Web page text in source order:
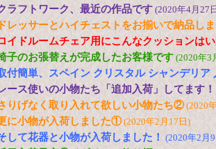
ラフトワーク、最近の作品です (2020年4月27
ドレッサーとハイチェストをお揃いで納品し
イドルームチェア用にこんなクッションは
子のお張替えが完成したお客様です (2020年3
付簡単、スペイン クリスタル シャンデリア
ース使いの小物たち「追加入荷」してます！
りげなく取り入れて欲しい小物たち②(2020
に小物が入荷しました①(2020年2月17日)
して花器と小物が入荷しました！ (2020年2月